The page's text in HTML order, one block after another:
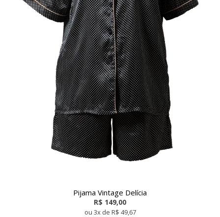
Pijama Vintage Delícia
R$ 149,00
ou 3x de R$ 49,67